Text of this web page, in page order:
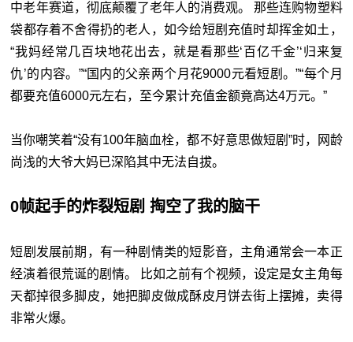
中老年赛道，彻底颠覆了老年人的消费观。 那些连购物塑料
袋都存着不舍得扔的老人，如今给短剧充值时却挥金如土，
“我妈经常几百块地花出去，就是看那些‘百亿千金’‘归来复
仇’的内容。”“国内的父亲两个月花9000元看短剧。”“每个月
都要充值6000元左右，至今累计充值金额竟高达4万元。”
当你嘲笑着“没有100年脑血栓，都不好意思做短剧”时，网龄
尚浅的大爷大妈已深陷其中无法自拔。
0帧起手的炸裂短剧 掏空了我的脑干
短剧发展前期，有一种剧情类的短影音，主角通常会一本正
经演着很荒诞的剧情。 比如之前有个视频，设定是女主角每
天都掉很多脚皮，她把脚皮做成酥皮月饼去街上摆摊，卖得
非常火爆。